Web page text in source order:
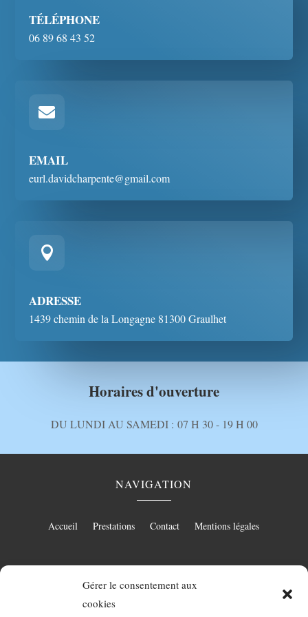
Gérer le consentement aux
cookies
TÉLÉPHONE
06 89 68 43 52

EMAIL
eurl.davidcharpente@gmail.com

ADRESSE
1439 chemin de la Longagne 81300 Graulhet
Horaires d'ouverture
DU LUNDI AU SAMEDI : 07 H 30 - 19 H 00
NAVIGATION
Accueil Prestations Contact Mentions légales
RÉALISATION